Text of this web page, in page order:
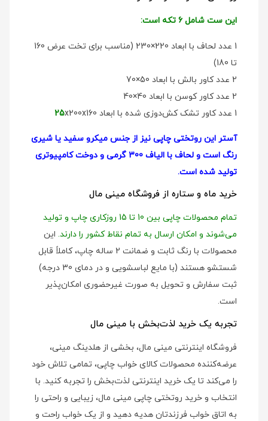
این ست شامل 6 تکه است:
1 عدد لحاف با ابعاد 220×230 (مناسب برای تخت عرض 160
تا 180)
2 عدد کاور بالش با ابعاد 50×70
2 عدد کاور کوسن با ابعاد 40×40
1 عدد کاور تشک کش‌دوزی شده با ابعاد
25x200x160
آستر این روتختی چاپی نیز از جنس میکرو سفید یا شیری
رنگ است و لحاف با الیاف 300 گرمی و دوخت کامپیوتری
تولید شده است.
خرید ماه و ستاره از فروشگاه مینی مال
تمام محصولات چاپی بین 10 تا 15 روزکاری چاپ و تولید
می‌شوند و امکان ارسال به تمام نقاط کشور را دارند. این
محصولات با رنگ ثابت و ضمانت 2 ساله چاپ، کاملاً قابل
شستشو هستند (با مایع لباسشویی و در دمای 30 درجه)
ثبت سفارش و تحویل به صورت غیرحضوری امکان‌پذیر
است.
تجربه یک خرید لذت‌بخش با مینی مال
فروشگاه اینترنتی مینی مال، بخشی از هلدینگ مینی،
عرضه‌کننده محصولات کالای خواب چاپی، تمامی تلاش خود
را می‌کند تا یک خرید اینترنتی لذت‌بخش را تجربه کنید. با
انتخاب و خرید روتختی چاپی مینی مال، زیبایی و راحتی را
به اتاق خواب فرزندتان هدیه دهید و از یک خواب راحت و